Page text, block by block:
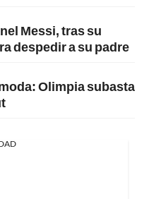
Messi, tras su
despedir a su padre
Olimpia subasta